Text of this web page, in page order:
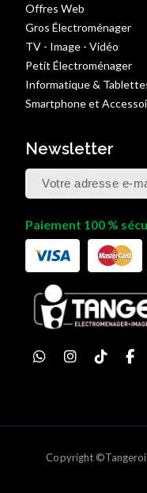
Offres Web
Gros Électroménager
TV - Image - Vidéo
Petit Électroménager
Informatique &
Smartphone et
Newsletter
Paiement 100 %
Copyright